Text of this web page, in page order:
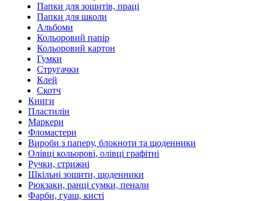
Папки для зошитів, праці
Папки для школи
Альбоми
Кольоровий папір
Кольоровий картон
Гумки
Стругачки
Клей
Скотч
Книги
Пластилін
Маркери
Фломастери
Вироби з паперу, блокноти та щоденники
Олівці кольорові, олівці графітні
Ручки, стрижні
Шкільні зошити, щоденники
Рюкзаки, ранці сумки, пенали
Фарби, гуаш, кисті